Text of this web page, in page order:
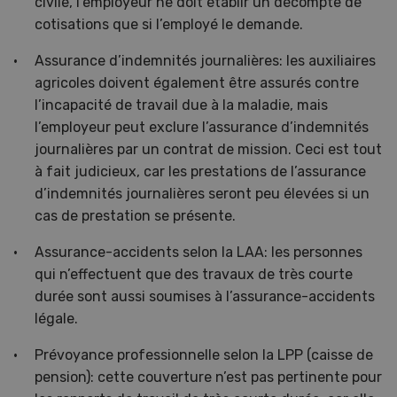
cotisations que si l’employé le demande.
Assurance d’indemnités journalières: les auxiliaires
agricoles doivent également être assurés contre
l’incapacité de travail due à la maladie, mais
l’employeur peut exclure l’assurance d’indemnités
journalières par un contrat de mission. Ceci est tout
à fait judicieux, car les prestations de l’assurance
d’indemnités journalières seront peu élevées si un
cas de prestation se présente.
Assurance-accidents selon la LAA: les personnes
qui n’effectuent que des travaux de très courte
durée sont aussi soumises à l’assurance-accidents
légale.
Prévoyance professionnelle selon la LPP (caisse de
pension): cette couverture n’est pas pertinente pour